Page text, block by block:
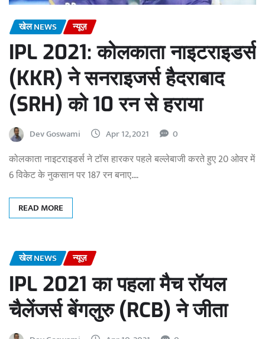
खेल NEWS न्यूज़
IPL 2021: कोलकाता नाइटराइडर्स
(KKR) ने सनराइजर्स हैदराबाद
(SRH) को 10 रन से हराया
Dev Goswami Apr 12, 2021 0
कोलकाता नाइटराइडर्स ने टॉस हारकर पहले बल्लेबाजी करते हुए 20 ओवर में
6 विकेट के नुकसान पर 187 रन बनाए.…
READ MORE
खेल NEWS न्यूज़
IPL 2021 का पहला मैच रॉयल
चैलेंजर्स बेंगलुरु (RCB) ने जीता